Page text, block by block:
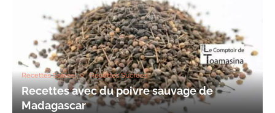
Recettes Salées Recettes Sucrées
Recettes avec du poivre sauvage de
Madagascar